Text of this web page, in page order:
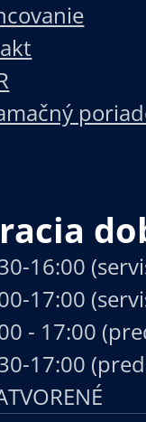
16:00
17:00
- 17:00
17:00